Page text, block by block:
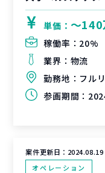
単価： 〜140
稼働率： 20%
業界： 物流
勤務地： フル
参画期間： 2024
案件更新日： 2024.08.19
オペレーション